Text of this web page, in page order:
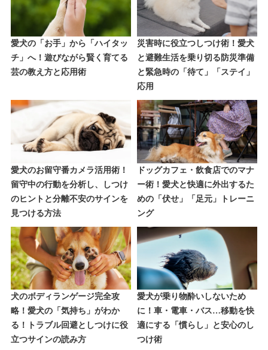
愛犬の「お手」から「ハイタッ
チ」へ！遊びながら賢く育てる
芸の教え方と応用術
災害時に役立つしつけ術！愛犬
と避難生活を乗り切る防災準備
と緊急時の「待て」「ステイ」
応用
愛犬のお留守番カメラ活用術！
留守中の行動を分析し、しつけ
のヒントと分離不安のサインを
見つける方法
ドッグカフェ・飲食店でのマナ
ー術！愛犬と快適に外出するた
めの「伏せ」「足元」トレーニ
ング
犬のボディランゲージ完全攻
略！愛犬の「気持ち」がわか
る！トラブル回避としつけに役
立つサインの読み方
愛犬が乗り物酔いしないため
に！車・電車・バス…移動を快
適にする「慣らし」と安心のし
つけ術